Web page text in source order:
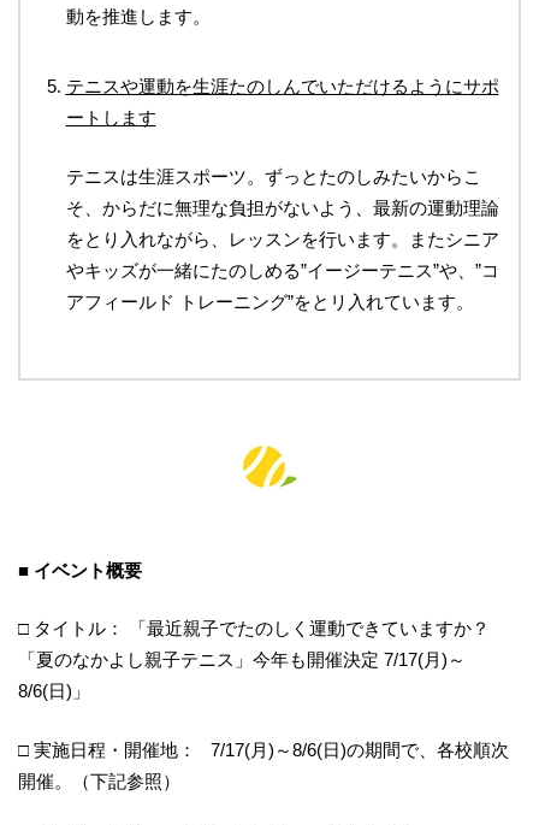
動を推進します。
テニスや運動を生涯たのしんでいただけるようにサポ
ートします
テニスは生涯スポーツ。ずっとたのしみたいからこ
そ、からだに無理な負担がないよう、最新の運動理論
をとり入れながら、レッスンを行います。またシニア
やキッズが一緒にたのしめる”イージーテニス”や、”コ
アフィールド トレーニング”をとリ入れています。
■ イベント概要
□ タイトル： 「最近親子でたのしく運動できていますか？
「夏のなかよし親子テニス」今年も開催決定 7/17(月)～
8/6(日)」
□ 実施日程・開催地： 7/17(月)～8/6(日)の期間で、各校順次
開催。（下記参照）